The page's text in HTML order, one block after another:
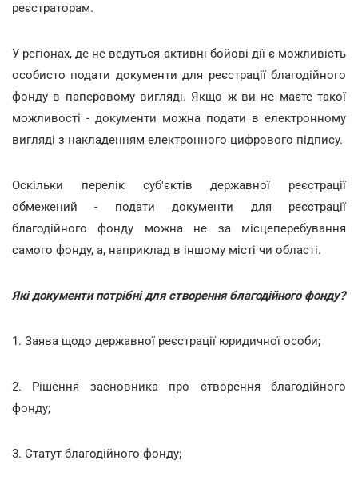
реєстраторам.
У регіонах, де не ведуться активні бойові дії є можливість
особисто подати документи для реєстрації благодійного
фонду в паперовому вигляді. Якщо ж ви не маєте такої
можливості - документи можна подати в електронному
вигляді з накладенням електронного цифрового підпису.
Оскільки перелік суб'єктів державної реєстрації
обмежений - подати документи для реєстрації
благодійного фонду можна не за місцеперебування
самого фонду, а, наприклад в іншому місті чи області.
Які документи потрібні для створення благодійного фонду?
1. Заява щодо державної реєстрації юридичної особи;
2. Рішення засновника про створення благодійного
фонду;
3. Статут благодійного фонду;